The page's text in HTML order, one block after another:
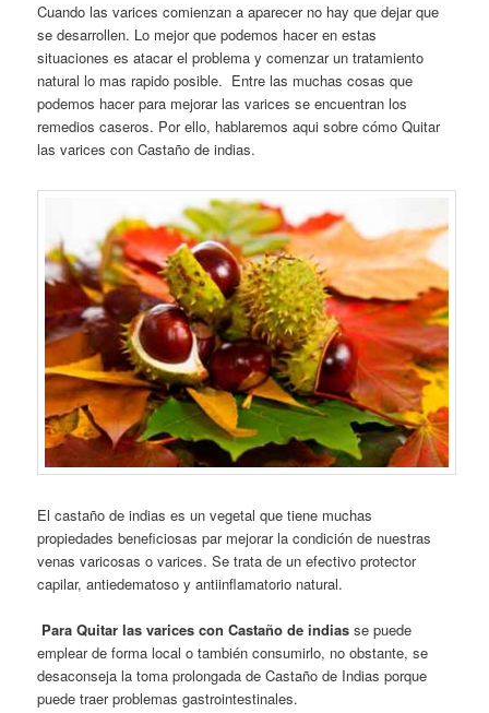
Cuando las varices comienzan a aparecer no hay que dejar que
se desarrollen. Lo mejor que podemos hacer en estas
situaciones es atacar el problema y comenzar un tratamiento
natural lo mas rapido posible. Entre las muchas cosas que
podemos hacer para mejorar las varices se encuentran los
remedios caseros. Por ello, hablaremos aqui sobre cómo Quitar
las varices con Castaño de indias.
El castaño de indias es un vegetal que tiene muchas
propiedades beneficiosas par mejorar la condición de nuestras
venas varicosas o varices. Se trata de un efectivo protector
capilar, antiedematoso y antiinflamatorio natural.
Para Quitar las varices con Castaño de indias se puede
emplear de forma local o también consumirlo, no obstante, se
desaconseja la toma prolongada de Castaño de Indias porque
puede traer problemas gastrointestinales.